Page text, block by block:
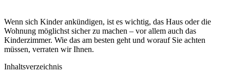
Wenn sich Kinder ankündigen, ist es wichtig, das Haus oder die
Wohnung möglichst sicher zu machen – vor allem auch das
Kinderzimmer. Wie das am besten geht und worauf Sie achten
müssen, verraten wir Ihnen.
Inhaltsverzeichnis